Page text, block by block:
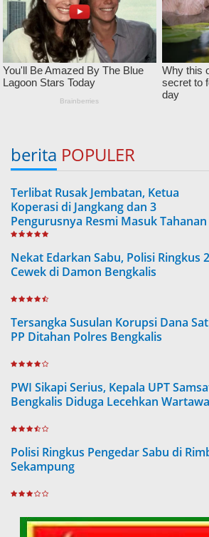
berita POPULER
Terlibat Rusak Jembatan, Ketua
Koperasi di Jangkang dan 3
Pengurusnya Resmi Masuk Tahanan
Jaksa
Nekat Edarkan Sabu, Polisi Ringkus 2
Cewek di Damon Bengkalis
Tersangka Susulan Korupsi Dana
PP Ditahan Polres Bengkalis
PWI Sikapi Serius, Kepala UPT
Bengkalis Diduga Lecehkan
Polisi Ringkus Pengedar Sabu di
Sekampung